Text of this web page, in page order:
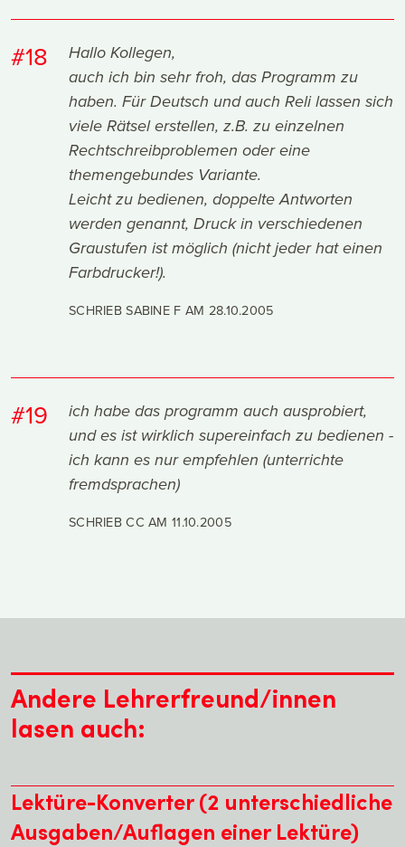
#18
Hallo Kollegen,
auch ich bin sehr froh, das Programm zu
haben. Für Deutsch und auch Reli lassen sich
viele Rätsel erstellen, z.B. zu einzelnen
Rechtschreibproblemen oder eine
themengebundes Variante.
Leicht zu bedienen, doppelte Antworten
werden genannt, Druck in verschiedenen
Graustufen ist möglich (nicht jeder hat einen
Farbdrucker!).
SCHRIEB SABINE F AM 28.10.2005
#19
ich habe das programm auch ausprobiert,
und es ist wirklich supereinfach zu bedienen -
ich kann es nur empfehlen (unterrichte
fremdsprachen)
SCHRIEB CC AM11.10.2005
Andere Lehrerfreund/innen
lasen auch:
Lektüre-Konverter (2 unterschiedliche
Ausgaben/Auflagen einer Lektüre)